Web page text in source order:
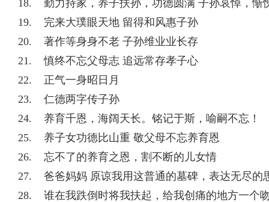
18. 勤力持家，养子扶孙，功德圆满 子孙哀悼，惭
19. 完来大璞眼天地 留得和风惠子孙
20. 著作等身身不老 子孙维业业长存
21. 慎终不忘父母志 追远常存孝子心
22. 正气一身昭日月
23. 仁德两字传子孙
24. 养育千恩，海阔天长。铭记于斯，喻嗣不忘！
25. 养子女功德比山重 敬父母不忘养育恩
26. 忘不了的养育之恩，割不断的儿女情
27. 爸爸妈妈 原谅我用这普通的墓碑，表达无尽的
28. 谁在我跌倒时将我扶起，给我创痛的地方一